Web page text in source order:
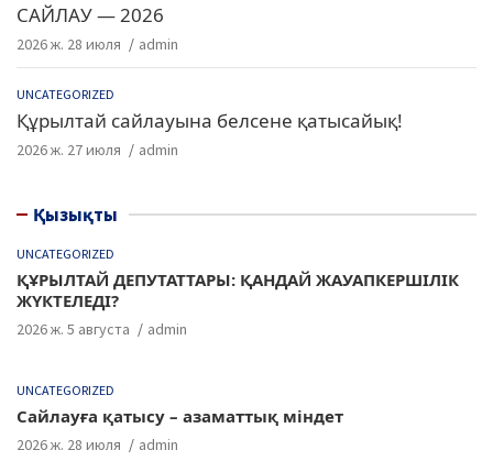
САЙЛАУ — 2026
2026 ж. 28 июля admin
UNCATEGORIZED
Құрылтай сайлауына белсене қатысайық!
2026 ж. 27 июля admin
Қызықты
UNCATEGORIZED
ҚҰРЫЛТАЙ ДЕПУТАТТАРЫ: ҚАНДАЙ ЖАУАПКЕРШІЛІК
ЖҮКТЕЛЕДІ?
2026 ж. 5 августа admin
UNCATEGORIZED
Сайлауға қатысу – азаматтық міндет
2026 ж. 28 июля admin